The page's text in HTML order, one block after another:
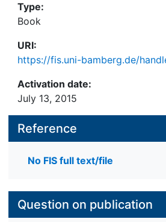
Type:
Book
URI:
https://fis.uni-bamberg.de/
Activation date:
July 13, 2015
Reference
No FIS full text/file
Question on publication